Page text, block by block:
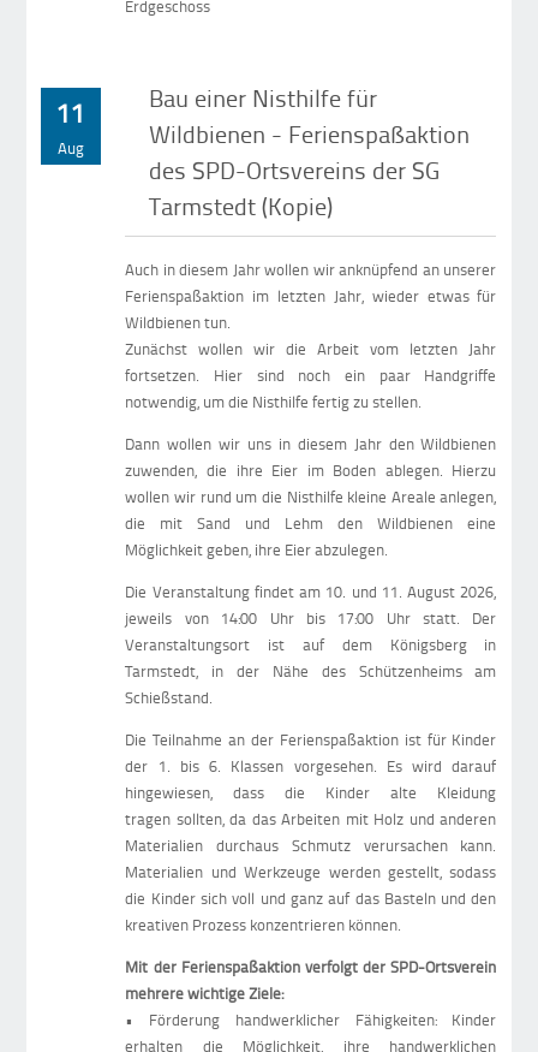
Erdgeschoss
11
Aug
Bau einer Nisthilfe für
Wildbienen - Ferienspaßaktion
des SPD-Ortsvereins der SG
Tarmstedt (Kopie)
Auch in diesem Jahr wollen wir anknüpfend an unserer
Ferienspaßaktion im letzten Jahr, wieder etwas für
Wildbienen tun.
Zunächst wollen wir die Arbeit vom letzten Jahr
fortsetzen. Hier sind noch ein paar Handgriffe
notwendig, um die Nisthilfe fertig zu stellen.
Dann wollen wir uns in diesem Jahr den Wildbienen
zuwenden, die ihre Eier im Boden ablegen. Hierzu
wollen wir rund um die Nisthilfe kleine Areale anlegen,
die mit Sand und Lehm den Wildbienen eine
Möglichkeit geben, ihre Eier abzulegen.
Die Veranstaltung findet am 10. und 11. August 2026,
jeweils von 14:00 Uhr bis 17:00 Uhr statt. Der
Veranstaltungsort ist auf dem Königsberg in
Tarmstedt, in der Nähe des Schützenheims am
Schießstand.
Die Teilnahme an der Ferienspaßaktion ist für Kinder
der 1. bis 6. Klassen vorgesehen. Es wird darauf
hingewiesen, dass die Kinder alte Kleidung
tragen sollten, da das Arbeiten mit Holz und anderen
Materialien durchaus Schmutz verursachen kann.
Materialien und Werkzeuge werden gestellt, sodass
die Kinder sich voll und ganz auf das Basteln und den
kreativen Prozess konzentrieren können.
Mit der Ferienspaßaktion verfolgt der SPD-Ortsverein
mehrere wichtige Ziele:
• Förderung handwerklicher Fähigkeiten: Kinder
erhalten die Möglichkeit, ihre handwerklichen